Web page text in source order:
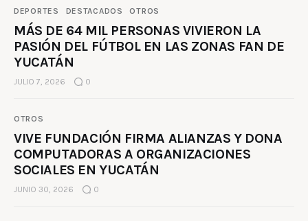
DEPORTES DESTACADOS OTROS
MÁS DE 64 MIL PERSONAS VIVIERON LA
PASIÓN DEL FÚTBOL EN LAS ZONAS FAN DE
YUCATÁN
JULIO 7, 2026 0
OTROS
VIVE FUNDACIÓN FIRMA ALIANZAS Y DONA
COMPUTADORAS A ORGANIZACIONES
SOCIALES EN YUCATÁN
JUNIO 30, 2026 0